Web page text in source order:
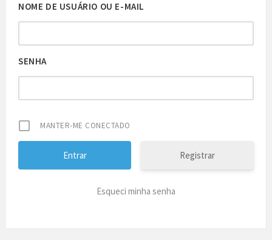
NOME DE USUÁRIO OU E-MAIL
SENHA
MANTER-ME CONECTADO
Registrar
Esqueci minha senha